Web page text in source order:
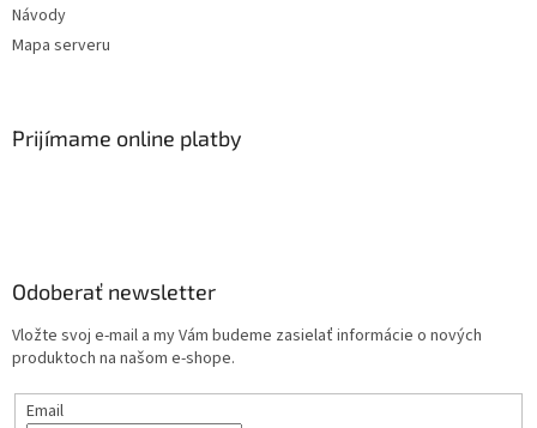
Návody
Mapa serveru
Prijímame online platby
Odoberať newsletter
Vložte svoj e-mail a my Vám budeme zasielať informácie o nových
produktoch na našom e-shope.
Email